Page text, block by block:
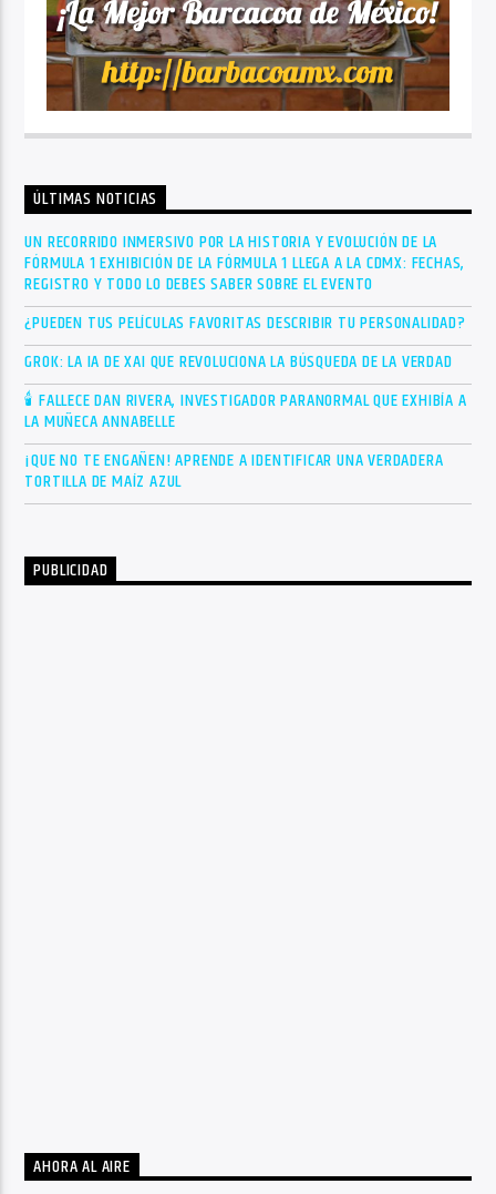
ÚLTIMAS NOTICIAS
UN RECORRIDO INMERSIVO POR LA HISTORIA Y EVOLUCIÓN DE LA
FÓRMULA 1 EXHIBICIÓN DE LA FÓRMULA 1 LLEGA A LA CDMX: FECHAS,
REGISTRO Y TODO LO DEBES SABER SOBRE EL EVENTO
¿PUEDEN TUS PELÍCULAS FAVORITAS DESCRIBIR TU PERSONALIDAD?
GROK: LA IA DE XAI QUE REVOLUCIONA LA BÚSQUEDA DE LA VERDAD
🕯 FALLECE DAN RIVERA, INVESTIGADOR PARANORMAL QUE EXHIBÍA A
LA MUÑECA ANNABELLE
¡QUE NO TE ENGAÑEN! APRENDE A IDENTIFICAR UNA VERDADERA
TORTILLA DE MAÍZ AZUL
PUBLICIDAD
AHORA AL AIRE